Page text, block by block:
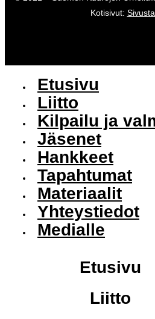
Kotisivut:
Etusivu
Liitto
Kilpailu ja
Jäsenet
Hankkeet
Tapahtumat
Materiaalit
Yhteystiedot
Medialle
Etusivu
Liitto